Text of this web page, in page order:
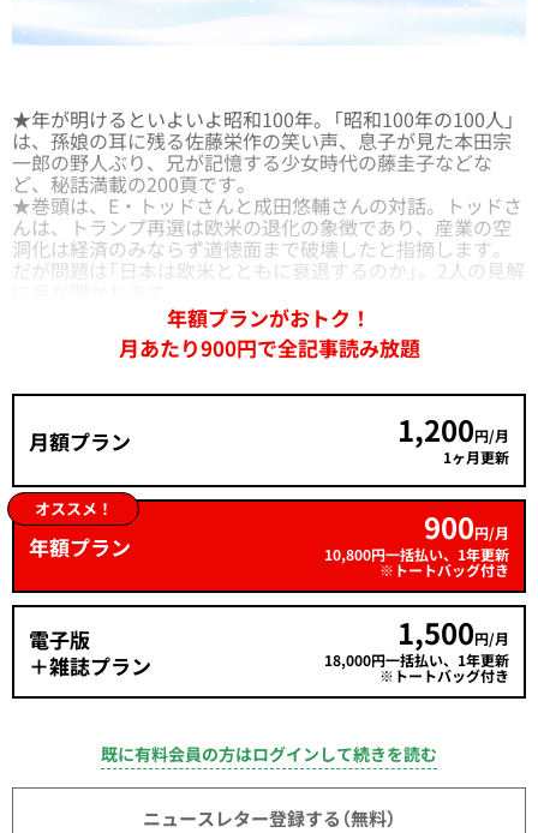
★年が明けるといよいよ昭和100年。「昭和100年の100人」
は、孫娘の耳に残る佐藤栄作の笑い声、息子が見た本田宗
一郎の野人ぶり、兄が記憶する少女時代の藤圭子などな
ど、秘話満載の200頁です。
★巻頭は、 E・トッドさんと成田悠輔さんの対話。トッドさ
んは、トランプ再選は欧米の退化の象徴であり、産業の空
洞化は経済のみならず道徳面まで破壊したと指摘します。
だが問題は「日本は欧米とともに衰退するのか」。2人の見解
年額プランがおトク！
月あたり900円で全記事読み放題
月額プラン 1,200円/月
1ヶ月更新
オススメ！
年額プラン 900円/月
10,800円一括払い、1年更新
※トートバッグ付き
電子版
＋雑誌プラン
1,500円/月
18,000円一括払い、1年更新
※トートバッグ付き
既に有料会員の方はログインして続きを読む
ニュースレター登録する（無料）